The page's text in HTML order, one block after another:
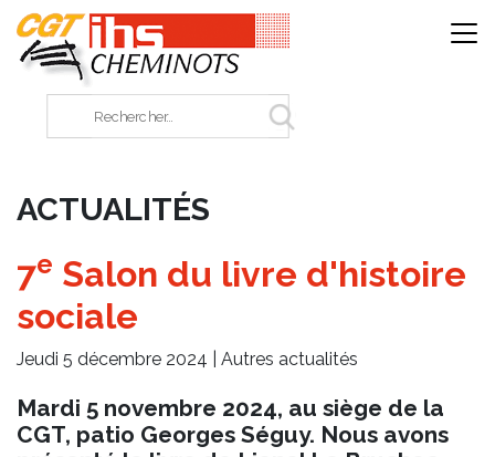
ACTUALITÉS
7e Salon du livre d'histoire
sociale
Jeudi 5 décembre 2024 | Autres actualités
Mardi 5 novembre 2024, au siège de la
CGT, patio Georges Séguy. Nous avons
Panneau de gestion des cookies